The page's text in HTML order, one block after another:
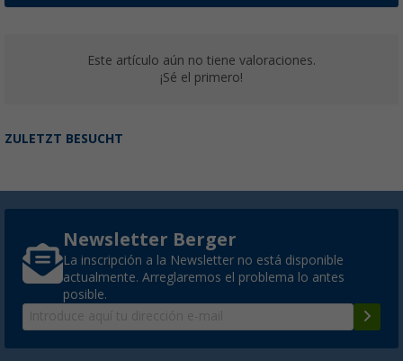
Este artículo aún no tiene valoraciones.
¡Sé el primero!
ZULETZT BESUCHT
Newsletter Berger
La inscripción a la Newsletter no está disponible
actualmente. Arreglaremos el problema lo antes
posible.